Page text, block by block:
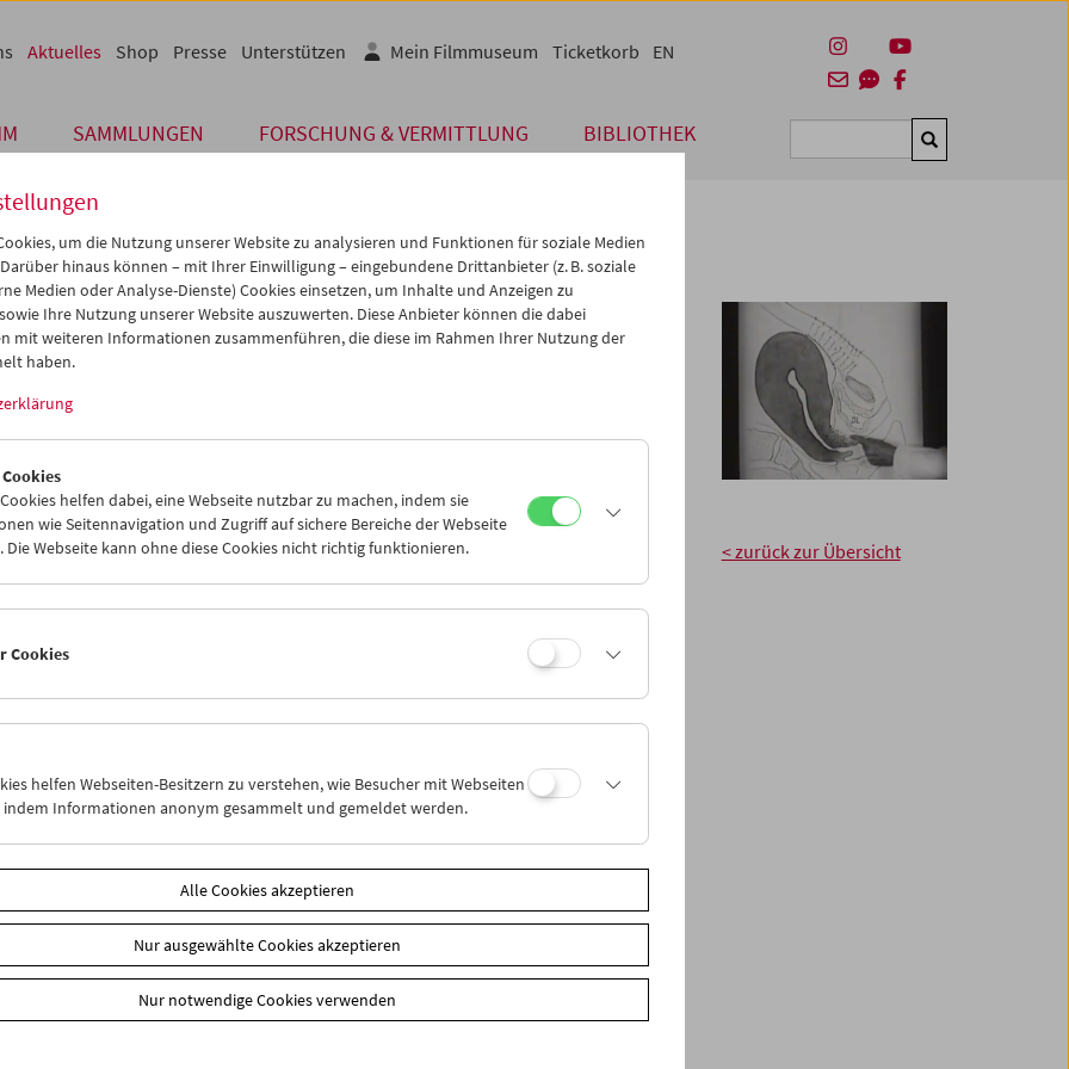
SAMMLUNGEN FORSCHUNG & VERMITTLUNG BIBLIOTHEK Suchen
Aktuelles Shop Presse Unterstützen Mein Filmmuseum Ticketkorb EN
2022
die vorgezogene Sperrstunde und die damit einhergehende Vorverlegung der
nicht alle Gäste an der Veranstaltung teilnehmen können, entfällt die für 26.
Zeitpunkt nachgeholt.
wir uns aufgrund der Entwicklungen rund um die SARS-CoV-2-Variante Omikron
gezwungen die für 30. Jänner 2022 geplante Veranstaltung auf unbestimmte Zeit
Treibgutlebt vom spontanen und lebhaften Austausch zwischen den
Gästen und dem Publikum: Zurufe, Wortmeldungen, Fragen, Diskussionen
zwischen und nach den Filmbeispielen. Das erhöhte Infektionsrisiko sowie die
sind damit nicht vereinbar. Die Veranstaltung wird zu einem
< zurück zur Übersicht
um die Nutzung unserer Website zu analysieren und Funktionen für soziale Medien
hinaus können – mit Ihrer Einwilligung – eingebundene Drittanbieter (z. B. soziale
Medien oder Analyse-Dienste) Cookies einsetzen, um Inhalte und Anzeigen zu
Ihre Nutzung unserer Website auszuwerten. Diese Anbieter können die dabei
mit weiteren Informationen zusammenführen, die diese im Rahmen Ihrer Nutzung der
haben.
helfen dabei, eine Webseite nutzbar zu machen, indem sie
wie Seitennavigation und Zugriff auf sichere Bereiche der Webseite
Die Webseite kann ohne diese Cookies nicht richtig funktionieren.
Cookies
helfen Webseiten-Besitzern zu verstehen, wie Besucher mit Webseiten
indem Informationen anonym gesammelt und gemeldet werden.
Alle Cookies akzeptieren
Nur ausgewählte Cookies akzeptieren
Nur notwendige Cookies verwenden